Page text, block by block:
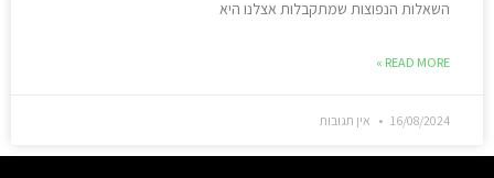
השאלות הנפוצות שמתקבלות אצלנו היא
READ MORE »
16/08/2024 אין תגובות